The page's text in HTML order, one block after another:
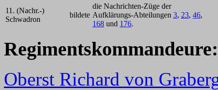
11. (Nachr.-)
Schwadron
bildete
die Nachrichten-Züge der
Aufklärungs-Abteilungen 3, 23, 46,
168 und 176.
Regimentskommandeure:
Oberst Richard von